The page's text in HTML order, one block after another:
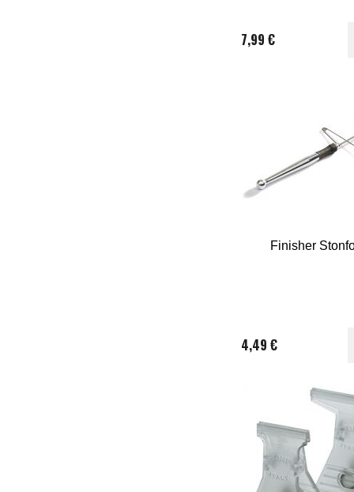
7,99 €
Finisher
4,49 €